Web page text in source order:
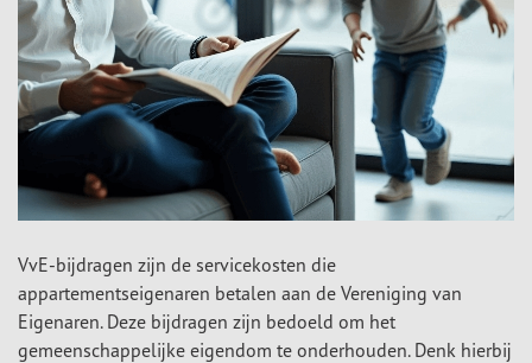
VvE-bijdragen zijn de servicekosten die
appartementseigenaren betalen aan de Vereniging van
Eigenaren. Deze bijdragen zijn bedoeld om het
gemeenschappelijke eigendom te onderhouden. Denk hierbij